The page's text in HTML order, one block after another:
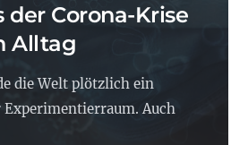
der Corona-Krise
Alltag
die Welt plötzlich ein
Auch